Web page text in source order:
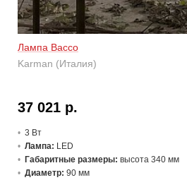
Лампа Bacco
Karman (Италия)
37 021 р.
3 Вт
Лампа: LED
Габаритные размеры: высота 340 мм
Диаметр: 90 мм